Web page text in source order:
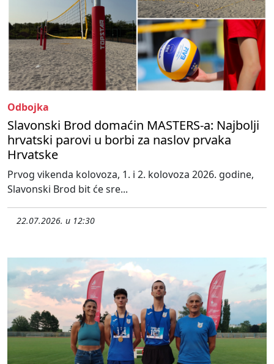
Odbojka
Slavonski Brod domaćin MASTERS-a: Najbolji
hrvatski parovi u borbi za naslov prvaka
Hrvatske
Prvog vikenda kolovoza, 1. i 2. kolovoza 2026. godine,
Slavonski Brod bit će sre...
22.07.2026. u 12:30